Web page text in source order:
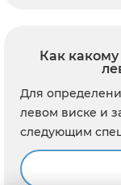
Как какому
Для
левом виске и
следующим